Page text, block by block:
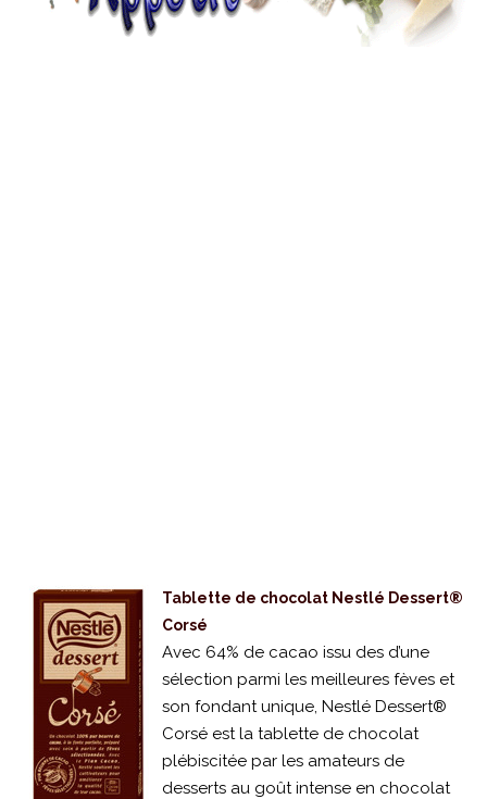
Tablette de chocolat Nestlé Dessert®
Corsé
Avec 64% de cacao issu des d’une
sélection parmi les meilleures fèves et
son fondant unique, Nestlé Dessert®
Corsé est la tablette de chocolat
plébiscitée par les amateurs de
desserts au goût intense en chocolat